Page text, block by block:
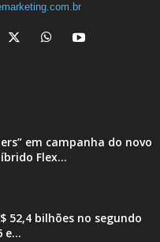
em campanha do novo
Flex...
52,4 bilhões no segundo
e...